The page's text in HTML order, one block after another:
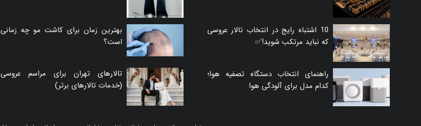
10 اشتباه رایج در انتخاب تالار عروسی
که نباید مرتکب شوید!✅
راهنمای انتخاب دستگاه تصفیه هوا؛
کدام مدل برای آلودگی هوا
بهترین زمان برای کاشت مو چه زمانی
است؟
تالارهای تهران برای مراسم عروسی
(خدمات تالارهای برتر)